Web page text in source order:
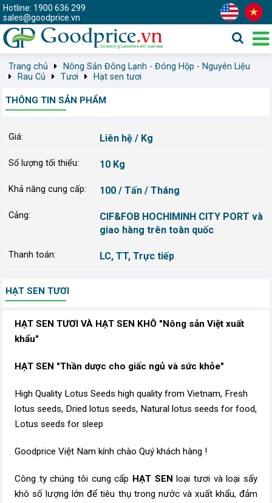
Hotline: 1900 636 299
sales@goodprice.vn
Trang chủ
Nông Sản Đông Lạnh - Đóng Hộp - Nguyên Liệu
Rau Củ
Tươi Hạt sen tươi
THÔNG TIN SẢN PHẨM
Giá: Liên hệ / Kg
Số lượng tối thiểu: 10 Kg
Khả năng cung cấp: 100 / Tấn / Tháng
Cảng:
CIF&FOB HOCHIMINH CITY PORT và
giao hàng trên toàn quốc
Thanh toán: LC, TT, Trực tiếp
HẠT SEN TƯƠI
HẠT SEN TƯƠI VÀ HẠT SEN KHÔ "Nông sản Việt xuất
khẩu"
HẠT SEN "Thần dược cho giấc ngủ và sức khỏe"
High Quality Lotus Seeds high quality from Vietnam, Fresh
lotus seeds, Dried lotus seeds, Natural lotus seeds for food,
Lotus seeds for sleep
Goodprice Việt Nam kính chào Quý khách hàng !
Công ty chúng tôi cung cấp HẠT SEN loại tươi và loại sấy
khô số lượng lớn để tiêu thụ trong nước và xuất khẩu, đảm